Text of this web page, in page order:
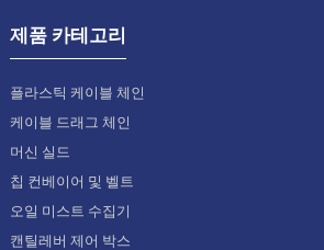
제품 카테고리
플라스틱 케이블 체인
케이블 드래그 체인
머신 실드
칩 컨베이어 및 벨트
오일 미스트 수집기
캔틸레버 제어 박스